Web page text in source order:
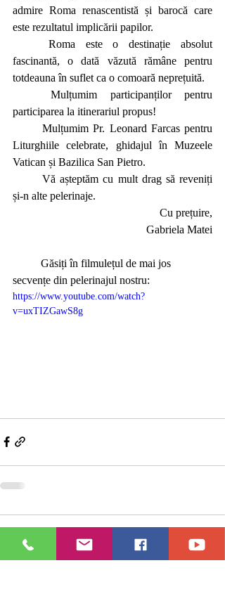
admire Roma renascentistă și barocă care
este rezultatul implicării papilor.
fascinantă, o dată văzută rămâne pentru
totdeauna în suflet ca o comoară neprețuită.
	Mulțumim participanților pentru
participarea la itinerariul propus!
	Mulțumim Pr. Leonard Farcas pentru
Liturghiile celebrate, ghidajul în Muzeele
Vatican și Bazilica San Pietro.
	Vă așteptăm cu mult drag să reveniți
și-n alte pelerinaje.
Cu prețuire,
Gabriela Matei
Găsiți în filmulețul de mai jos
secvențe din pelerinajul nostru:
https://www.youtube.com/watch?
v=uxTIZGawS8g